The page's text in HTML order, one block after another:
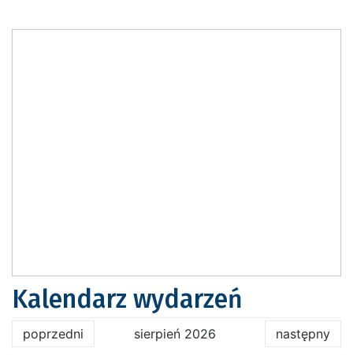
Kalendarz wydarzeń
poprzedni sierpień 2026 następny